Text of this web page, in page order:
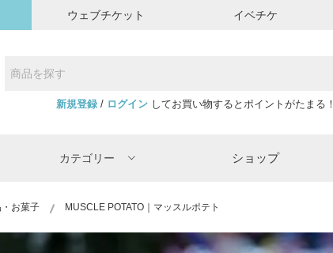
ウェブチケット イベチケ
新規登録/ ログインしてお買い物するとポイントがたまる！
カテゴリー ショップ
お菓子 MUSCLE POTATO｜マッスルポテト